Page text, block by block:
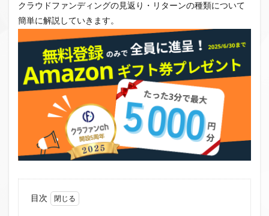
クラウドファンディングの見返り・リターンの種類について
簡単に解説していきます。
目次
グローシップ・パートナーズ
市場調査 セミナー
特例事業 CrowdShip Lending ファンド募集開始
キャンペーン CrowdFunding Channel
ファンド型クラウドファンディング 法律理解
ソーシャルレンディング お役立ち情報 分配実績
サービス一覧 インタビュー サービス提供開始
ファンド募集完了 登録受付開始 買取保証
ファンド募集終了 クラウドクレジット
投資型クラウドファンディング システム提供開始
運用実績